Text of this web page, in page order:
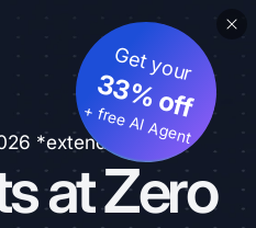
*extended
at Zero
Get your
33% off
+ free AI Agent